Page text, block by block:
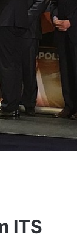
ITS